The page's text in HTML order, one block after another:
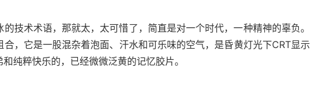
技术术语，那就太，太可惜了，简直是对一个时代，一种精神的辜负。
，它是一股混杂着泡面、汗水和可乐味的空气，是昏黄灯光下CRT显示
纯粹快乐的，已经微微泛黄的记忆胶片。